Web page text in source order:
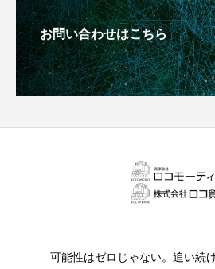
お問い合わせはこちら
可能性はゼロじゃない。追い続